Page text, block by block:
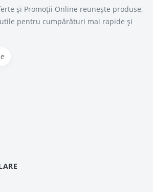
şi Promoţii Online reunește produse,
pentru cumpărături mai rapide și